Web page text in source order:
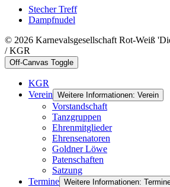
Stecher Treff
Dampfnudel
© 2026 Karnevalsgesellschaft Rot-Weiß
/ KGR
Off-Canvas Toggle
KGR
Verein Weitere Informationen: Verein
Vorstandschaft
Tanzgruppen
Ehrenmitglieder
Ehrensenatoren
Goldner Löwe
Patenschaften
Satzung
Termine Weitere Informationen: